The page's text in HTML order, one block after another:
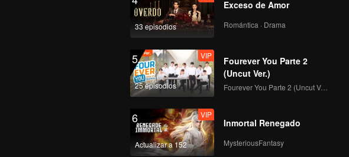
33 episodios
Exceso de Amor
Romántica · Drama
5
25 episodios
VIP
Fourever You Parte 2
(Uncut Ver.)
Fourever You Parte 2 (Uncut Ver.)
6
Actualizar a 152
VIP
Inmortal Renegado
MysteriousFantasy